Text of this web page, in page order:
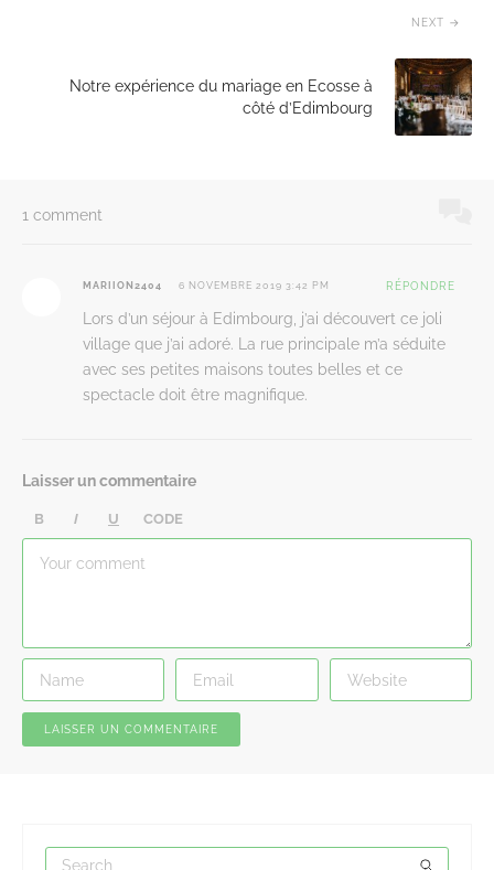
NEXT
Notre expérience du mariage en Ecosse à
côté d’Edimbourg
1 comment
MARIION2404 6 NOVEMBRE 2019 3:42 PM RÉPONDRE
Lors d’un séjour à Edimbourg, j’ai découvert ce joli
village que j’ai adoré. La rue principale m’a séduite
avec ses petites maisons toutes belles et ce
spectacle doit être magnifique.
Laisser un commentaire
B I U CODE